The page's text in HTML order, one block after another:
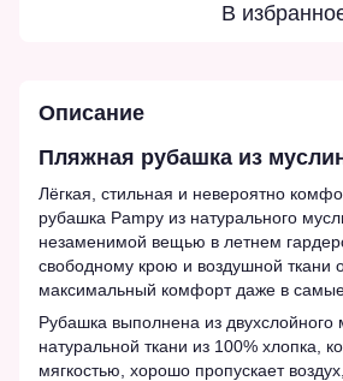
В
Описание
Пляжная рубашка из
Лёгкая, стильная и невероятно
рубашка Pampy из натурального
незаменимой вещью в летнем
свободному крою и воздушной ткани
максимальный комфорт даже в
Рубашка выполнена из
натуральной ткани из 100% хлопка,
мягкостью, хорошо пропускает